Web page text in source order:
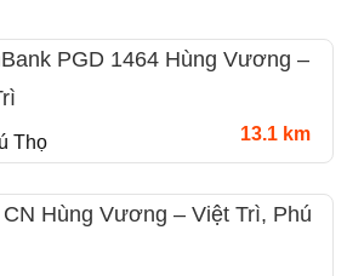
PGD 1464 Hùng Vương –
Thọ 13.1 km
CN Hùng Vương – Việt Trì, Phú